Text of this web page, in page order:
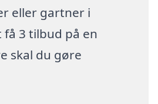
eller gartner i
få 3 tilbud på en
skal du gøre